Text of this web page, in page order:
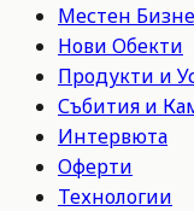
Местен
Нови Обекти
Продукти и
Събития и
Интервюта
Оферти
Технологии